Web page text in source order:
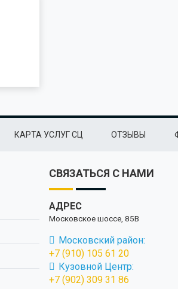
КАРТА УСЛУГ СЦ ОТЗЫВЫ
СВЯЗАТЬСЯ С НАМИ
АДРЕС
Московское шоссе, 85В
Московский район:
+7 (910) 105 61 20
Кузовной Центр:
+7 (902) 309 31 86